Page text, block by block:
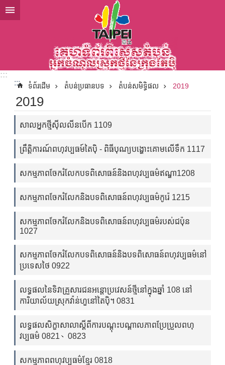
ទៅកាន់មាតិកាប្លុកមាតិកាសំខាន់
:::
:::
ទំព័រដើម តំបន់ប្រធានបទ តំបន់សមិទ្ធិផល 2019
2019
សាលអ្នកថ្មីស៊ីលលីនបើក 1109
ព្រឹត្តិការណ៍ពហុវប្បធម៍តៃប៉ិ - ពិធីបុណ្យបង្ហោះគោមលើទឹក 1117
សកម្មភាពចែករំលែកបទពិសោធន៍និងពហុវប្បធម៌ឥណ្ឌា1208
សកម្មភាពចែករំលែកនិងបទពិសោធន៍ពហុវប្បធម៌កូរ៉េ 1215
សកម្មភាពចែករំលែកនិងបទពិសោធន៍ពហុវប្បធម៌របស់ជប៉ុន
1027
សកម្មភាពចែករំលែកបទពិសោធន៍និងបទពិសោធន៍ពហុវប្បធម៌នៅ
ប្រទេសថៃ 0922
លទ្ធផលនៃទិវាគ្រួសារជនអន្តោប្រវេសន៍ថ្មីនៅក្នុងឆ្នាំ 108 នៅ
ការិយាល័យស្រុកវ៉ាន់ហួនៅតៃប៉ិ។ 0831
លទ្ធផលសិក្ខាសាលាស្តីពីការបណ្តុះបណ្តាលភាពប្រែប្រួលពហុ
វប្បធម៌ 0821、0823
សកម្មភាពពហុវប្បធម៌ខ្មែរ 0818